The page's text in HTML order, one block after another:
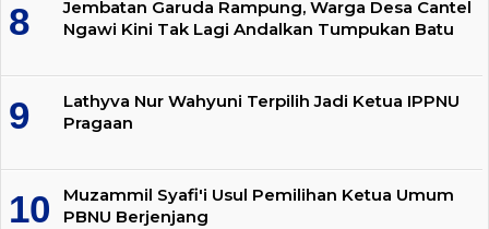
Jembatan Garuda Rampung, Warga Desa Cantel
Ngawi Kini Tak Lagi Andalkan Tumpukan Batu
Lathyva Nur Wahyuni Terpilih Jadi Ketua IPPNU
Pragaan
Muzammil Syafi'i Usul Pemilihan Ketua Umum
PBNU Berjenjang